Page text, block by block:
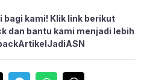
kami! Klik link berikut
dan bantu kami menjadi lebih